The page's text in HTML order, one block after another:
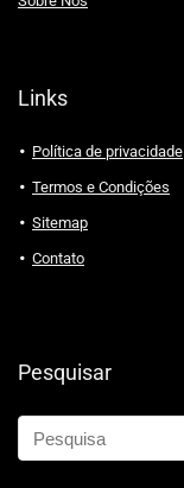
Links
Política de privacidade
Termos e Condições
Sitemap
Contato
Pesquisar